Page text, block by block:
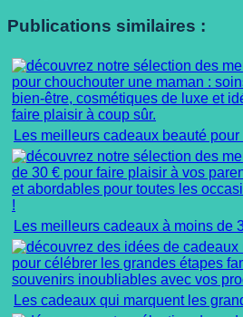
Publications similaires :
Les meilleurs cadeaux beauté pour
Les meilleurs cadeaux à moins de
Les cadeaux qui marquent les